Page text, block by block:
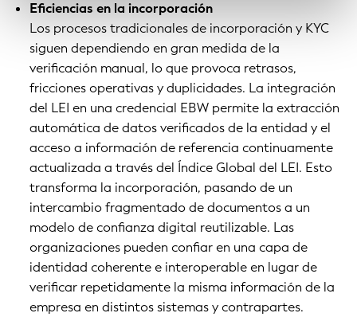
Eficiencias en la incorporación
Los procesos tradicionales de incorporación y KYC
siguen dependiendo en gran medida de la
verificación manual, lo que provoca retrasos,
fricciones operativas y duplicidades. La integración
del LEI en una credencial EBW permite la extracción
automática de datos verificados de la entidad y el
acceso a información de referencia continuamente
actualizada a través del Índice Global del LEI. Esto
transforma la incorporación, pasando de un
intercambio fragmentado de documentos a un
modelo de confianza digital reutilizable. Las
organizaciones pueden confiar en una capa de
identidad coherente e interoperable en lugar de
verificar repetidamente la misma información de la
empresa en distintos sistemas y contrapartes.